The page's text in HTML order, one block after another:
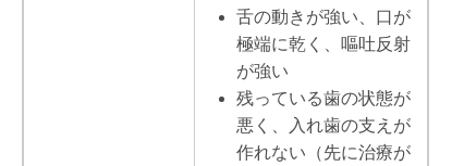
舌の動きが強い、口が
極端に乾く、嘔吐反射
が強い
残っている歯の状態が
悪く、入れ歯の支えが
作れない（先に治療が